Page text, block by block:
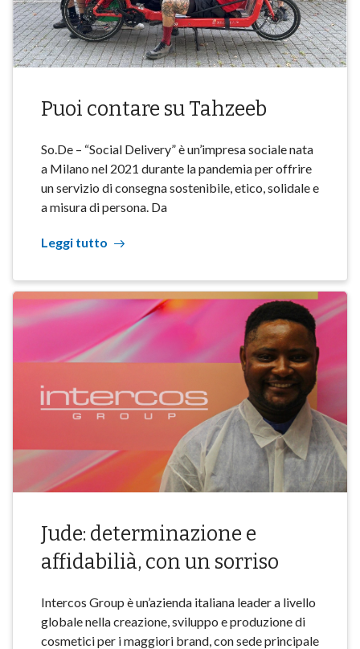
Puoi contare su Tahzeeb
So.De – “Social Delivery” è un’impresa sociale nata
a Milano nel 2021 durante la pandemia per offrire
un servizio di consegna sostenibile, etico, solidale e
a misura di persona. Da
Leggi tutto
Jude: determinazione e
affidabilià, con un sorriso
Intercos Group è un’azienda italiana leader a livello
globale nella creazione, sviluppo e produzione di
cosmetici per i maggiori brand, con sede principale